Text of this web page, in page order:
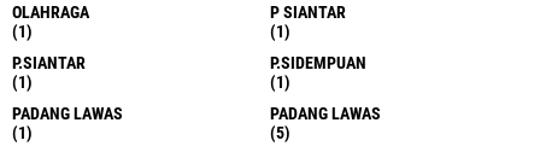
OLAHRAGA
(1)
P SIANTAR
(1)
P.SIANTAR
(1)
P.SIDEMPUAN
(1)
PADANG LAWAS
(1)
PADANG LAWAS
(5)